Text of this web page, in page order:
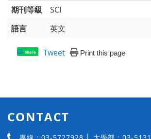
期刊等級
SCI
語言
英文
Share Tweet Print this page
CONTACT